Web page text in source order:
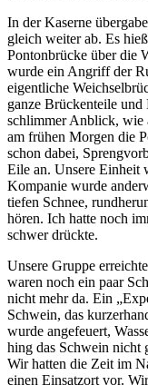
In der Kaserne
gleich weiter ab. Es
Pontonbrücke über die
wurde ein Angriff der
eigentliche
ganze Brückenteile und
schlimmer Anblick, wie
am frühen Morgen die
schon dabei,
Eile an. Unsere Einheit
Kompanie wurde
tiefen Schnee,
hören. Ich hatte noch
schwer drückte.
Unsere Gruppe
waren noch ein paar
nicht mehr da. Ein
Schwein, das
wurde angefeuert,
hing das Schwein nicht
Wir hatten die Zeit im
einen Einsatzort vor.